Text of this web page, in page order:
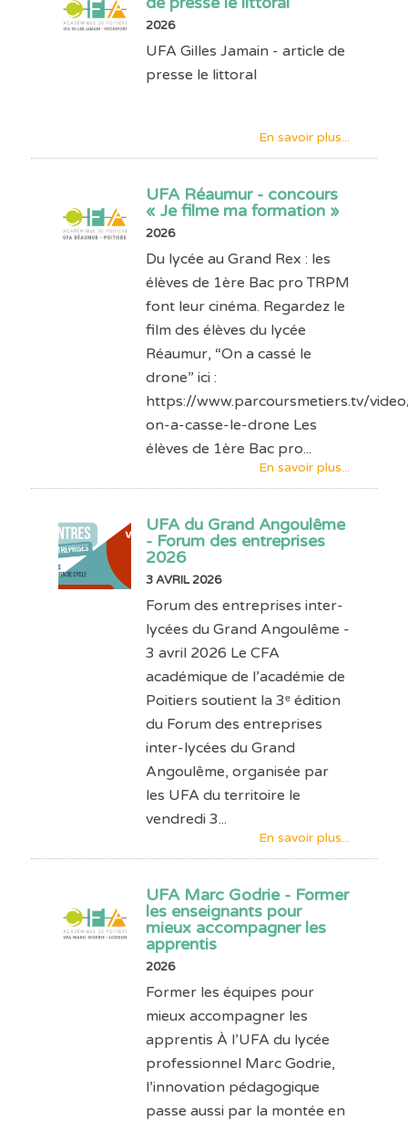
2026
UFA Gilles Jamain - article de
presse le littoral
En savoir plus...
UFA Réaumur - concours
« Je filme ma formation »
2026
Du lycée au Grand Rex : les
élèves de 1ère Bac pro TRPM
font leur cinéma. Regardez le
film des élèves du lycée
Réaumur, “On a cassé le
drone” ici :
https://www.parcoursmetiers.tv/
on-a-casse-le-drone Les
élèves de 1ère Bac pro...
En savoir plus...
UFA du Grand Angoulême
- Forum des entreprises
2026
3 AVRIL 2026
Forum des entreprises inter-
lycées du Grand Angoulême -
3 avril 2026 Le CFA
académique de l’académie de
Poitiers soutient la 3ᵉ édition
du Forum des entreprises
inter-lycées du Grand
Angoulême, organisée par
les UFA du territoire le
vendredi 3...
En savoir plus...
UFA Marc Godrie - Former
les enseignants pour
mieux accompagner les
apprentis
2026
Former les équipes pour
mieux accompagner les
apprentis À l’UFA du lycée
professionnel Marc Godrie,
l’innovation pédagogique
passe aussi par la montée en